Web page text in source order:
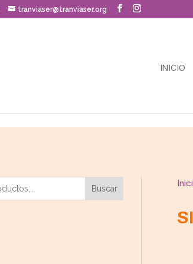
tranviaser@tranviaser.org
INICIO
Buscar